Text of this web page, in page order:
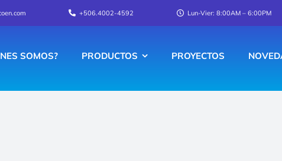
+506.4002-4592 Lun-Vier: 8:00AM – 6:00PM
SOMOS? PRODUCTOS PROYECTOS